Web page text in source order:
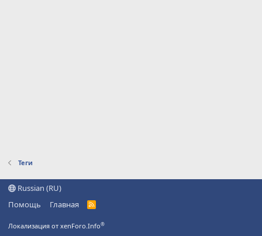
Теги
Russian (RU)
Помощь
Главная
R
Локализация от xenForo.Info®